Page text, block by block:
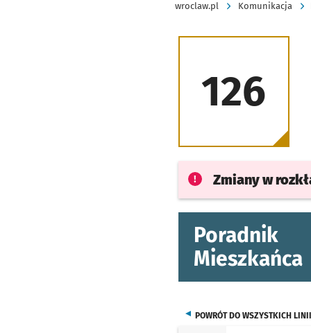
wroclaw.pl Komunikacja
126
Zmiany w
Poradnik
Mieszkańca
POWRÓT DO WSZYSTKICH LINII